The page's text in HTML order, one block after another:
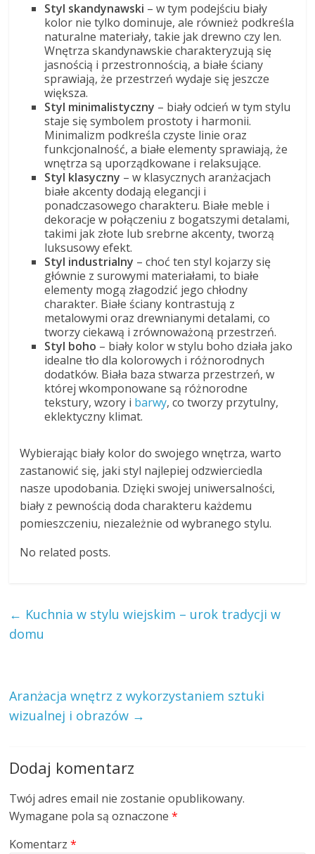
Styl skandynawski – w tym podejściu biały
kolor nie tylko dominuje, ale również podkreśla
naturalne materiały, takie jak drewno czy len.
Wnętrza skandynawskie charakteryzują się
jasnością i przestronnością, a białe ściany
sprawiają, że przestrzeń wydaje się jeszcze
większa.
Styl minimalistyczny – biały odcień w tym stylu
staje się symbolem prostoty i harmonii.
Minimalizm podkreśla czyste linie oraz
funkcjonalność, a białe elementy sprawiają, że
wnętrza są uporządkowane i relaksujące.
Styl klasyczny – w klasycznych aranżacjach
białe akcenty dodają elegancji i
ponadczasowego charakteru. Białe meble i
dekoracje w połączeniu z bogatszymi detalami,
takimi jak złote lub srebrne akcenty, tworzą
luksusowy efekt.
Styl industrialny – choć ten styl kojarzy się
głównie z surowymi materiałami, to białe
elementy mogą złagodzić jego chłodny
charakter. Białe ściany kontrastują z
metalowymi oraz drewnianymi detalami, co
tworzy ciekawą i zrównoważoną przestrzeń.
Styl boho – biały kolor w stylu boho działa jako
idealne tło dla kolorowych i różnorodnych
dodatków. Biała baza stwarza przestrzeń, w
której wkomponowane są różnorodne
tekstury, wzory i barwy, co tworzy przytulny,
eklektyczny klimat.
Wybierając biały kolor do swojego wnętrza, warto
zastanowić się, jaki styl najlepiej odzwierciedla
nasze upodobania. Dzięki swojej uniwersalności,
biały z pewnością doda charakteru każdemu
pomieszczeniu, niezależnie od wybranego stylu.
No related posts.
← Kuchnia w stylu wiejskim – urok tradycji w
domu
Aranżacja wnętrz z wykorzystaniem sztuki
wizualnej i obrazów →
Dodaj komentarz
Twój adres email nie zostanie opublikowany.
Wymagane pola są oznaczone*
Komentarz*